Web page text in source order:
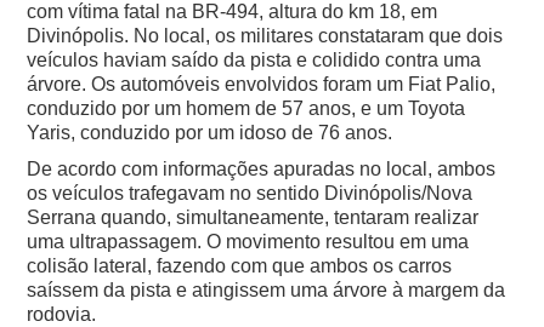
com vítima fatal na BR-494, altura do km 18, em
Divinópolis. No local, os militares constataram que dois
veículos haviam saído da pista e colidido contra uma
árvore. Os automóveis envolvidos foram um Fiat Palio,
conduzido por um homem de 57 anos, e um Toyota
Yaris, conduzido por um idoso de 76 anos.
De acordo com informações apuradas no local, ambos
os veículos trafegavam no sentido Divinópolis/Nova
Serrana quando, simultaneamente, tentaram realizar
uma ultrapassagem. O movimento resultou em uma
colisão lateral, fazendo com que ambos os carros
saíssem da pista e atingissem uma árvore à margem da
rodovia.